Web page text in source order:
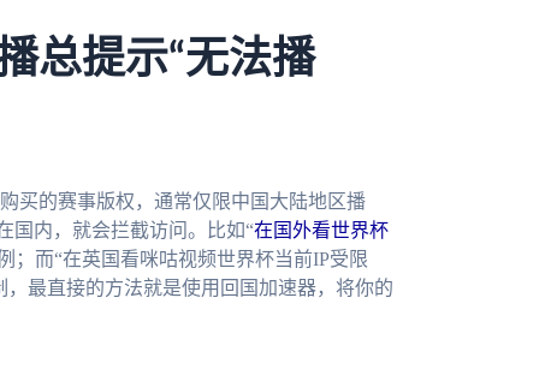
总提示“无法播
买的赛事版权，通常仅限中国大陆地区播
国内，就会拦截访问。比如“在国外看世界杯
；而“在英国看咪咕视频世界杯当前IP受限
最直接的方法就是使用回国加速器，将你的